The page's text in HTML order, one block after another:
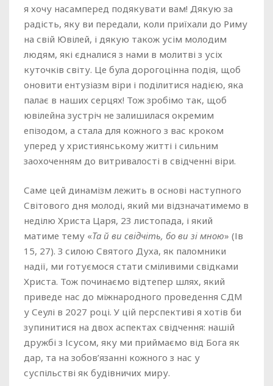
я хочу насамперед подякувати вам! Дякую за
радість, яку ви передали, коли приїхали до Риму
на свій Ювілей, і дякую також усім молодим
людям, які єдналися з нами в молитві з усіх
куточків світу. Це була дорогоцінна подія, щоб
оновити ентузіазм віри і поділитися надією, яка
палає в наших серцях! Тож зробімо так, щоб
ювілейна зустріч не залишилася окремим
епізодом, а стала для кожного з вас кроком
уперед у християнському житті і сильним
заохоченням до витривалості в свідченні віри.
Саме цей динамізм лежить в основі наступного
Світового дня молоді, який ми відзначатимемо в
неділю Христа Царя, 23 листопада, і який
матиме тему «Та й ви свідчіть, бо ви зі мною» (Ів
15, 27). З силою Святого Духа, як паломники
надії, ми готуємося стати сміливими свідками
Христа. Тож починаємо відтепер шлях, який
приведе нас до міжнародного проведення СДМ
у Сеулі в 2027 році. У цій перспективі я хотів би
зупинитися на двох аспектах свідчення: нашій
дружбі з Ісусом, яку ми приймаємо від Бога як
дар, та на зобов’язанні кожного з нас у
суспільстві як будівничих миру.